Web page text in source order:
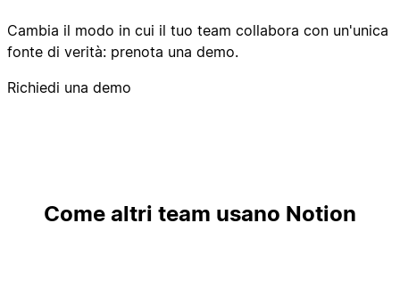
Cambia il modo in cui il tuo team collabora con un'unica
fonte di verità: prenota una demo.
Richiedi una demo
Come altri team usano Notion